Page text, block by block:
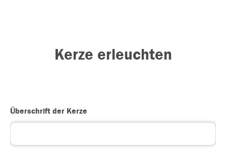
Kerze erleuchten
Überschrift der Kerze